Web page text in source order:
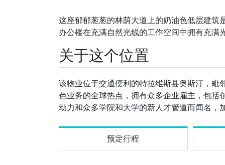
这座郁郁葱葱的林荫大道上的奶油色低层建筑
办公楼在充满自然光线的工作空间中拥有充满
关于这个位置
该物业位于交通便利的特拉维斯县奥斯汀，毗
色业务的全球热点，拥有众多企业雇主，包括
动力和众多学院和大学的新人才管道而闻名，
预定行程